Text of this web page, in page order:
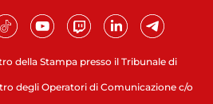
della Stampa presso il Tribunale di
degli Operatori di Comunicazione c/o